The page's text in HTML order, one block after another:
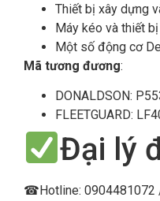
Thiết bị xây dựng
Máy kéo và thiết
Một số động cơ
Mã tương đương:
DONALDSON:
FLEETGUARD:
Đại lý
☎Hotline: 0904481072